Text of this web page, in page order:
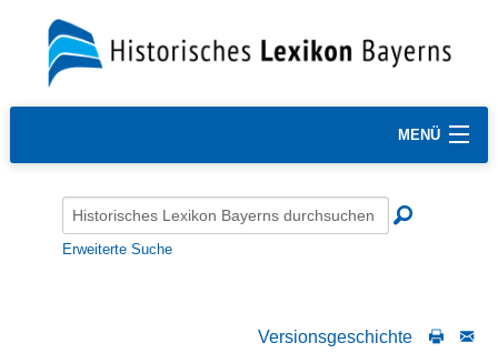
MENÜ
Erweiterte Suche
Versionsgeschichte